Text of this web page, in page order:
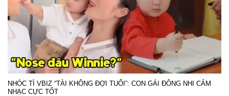
NHÓC TÌ VBIZ “TÀI KHÔNG ĐỢI TUỔI”: CON GÁI ĐÔNG NHI CẢM
NHẠC CỰC TỐT